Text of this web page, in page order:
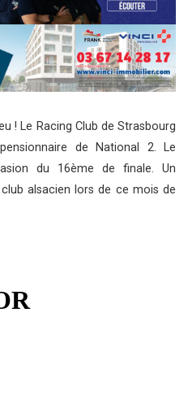
! Le Racing Club de Strasbourg
de National 2. Le
du 16ème de finale. Un
alsacien lors de ce mois de